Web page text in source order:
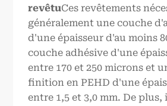
revêtuCes revêtements
généralement une couche
d'une épaisseur d'au moins
couche adhésive d'une
entre 170 et 250 microns et
finition en PEHD d'une
entre 1,5 et 3,0 mm. De